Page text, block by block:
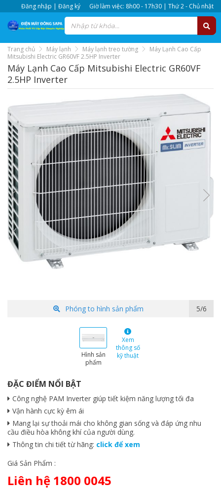
Đăng nhập | Đăng ký Giờ làm việc: 8h00 - 17h30 | Thứ 2 - Chủ nhật
Trang chủ Máy lạnh Máy lạnh treo tường
Máy Lạnh Cao Cấp
Mitsubishi Electric GR60VF 2.5HP Inverter
Máy Lạnh Cao Cấp Mitsubishi Electric GR60VF
2.5HP Inverter
Phóng to hình sản phẩm 5/6
Hình sản
phẩm
Xem
thông số
kỹ thuật
ĐẶC ĐIỂM NỔI BẬT
Công nghệ PAM Inverter giúp tiết kiệm năng lượng tối đa
Vận hành cực kỳ êm ái
Mang lại sự thoải mái cho không gian sống và đáp ứng nhu
cầu điều hòa không khí của người dùng.
Thông tin chi tiết từ hãng: click để xem
Giá Sản Phẩm :
Liên hệ 1800 0045